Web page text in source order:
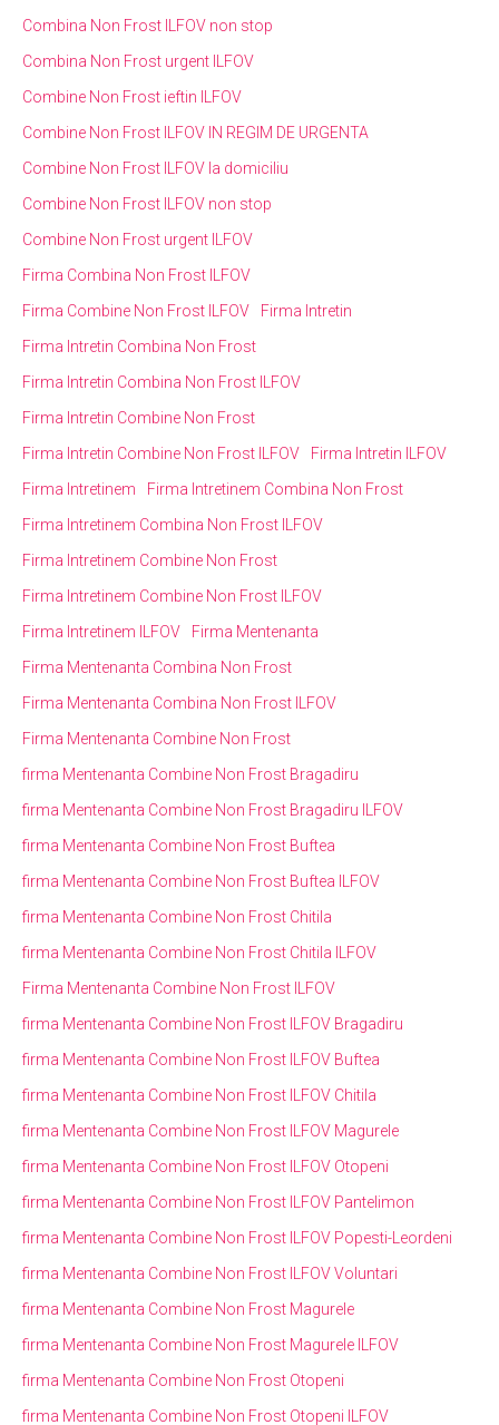
Combina Non Frost ILFOV non stop
Combina Non Frost urgent ILFOV
Combine Non Frost ieftin ILFOV
Combine Non Frost ILFOV IN REGIM DE URGENTA
Combine Non Frost ILFOV la domiciliu
Combine Non Frost ILFOV non stop
Combine Non Frost urgent ILFOV
Firma Combina Non Frost ILFOV
Firma Combine Non Frost ILFOV
Firma Intretin
Firma Intretin Combina Non Frost
Firma Intretin Combina Non Frost ILFOV
Firma Intretin Combine Non Frost
Firma Intretin Combine Non Frost ILFOV
Firma Intretin ILFOV
Firma Intretinem
Firma Intretinem Combina Non Frost
Firma Intretinem Combina Non Frost ILFOV
Firma Intretinem Combine Non Frost
Firma Intretinem Combine Non Frost ILFOV
Firma Intretinem ILFOV
Firma Mentenanta
Firma Mentenanta Combina Non Frost
Firma Mentenanta Combina Non Frost ILFOV
Firma Mentenanta Combine Non Frost
firma Mentenanta Combine Non Frost Bragadiru
firma Mentenanta Combine Non Frost Bragadiru ILFOV
firma Mentenanta Combine Non Frost Buftea
firma Mentenanta Combine Non Frost Buftea ILFOV
firma Mentenanta Combine Non Frost Chitila
firma Mentenanta Combine Non Frost Chitila ILFOV
Firma Mentenanta Combine Non Frost ILFOV
firma Mentenanta Combine Non Frost ILFOV Bragadiru
firma Mentenanta Combine Non Frost ILFOV Buftea
firma Mentenanta Combine Non Frost ILFOV Chitila
firma Mentenanta Combine Non Frost ILFOV Magurele
firma Mentenanta Combine Non Frost ILFOV Otopeni
firma Mentenanta Combine Non Frost ILFOV Pantelimon
firma Mentenanta Combine Non Frost ILFOV Popesti-Leordeni
firma Mentenanta Combine Non Frost ILFOV Voluntari
firma Mentenanta Combine Non Frost Magurele
firma Mentenanta Combine Non Frost Magurele ILFOV
firma Mentenanta Combine Non Frost Otopeni
firma Mentenanta Combine Non Frost Otopeni ILFOV